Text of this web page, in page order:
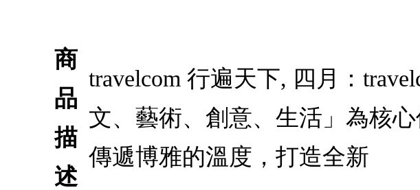
商
品
描
述
travelcom 行遍天下, 四月：
文、藝術、創意、生活」為核
傳遞博雅的溫度，打造全新